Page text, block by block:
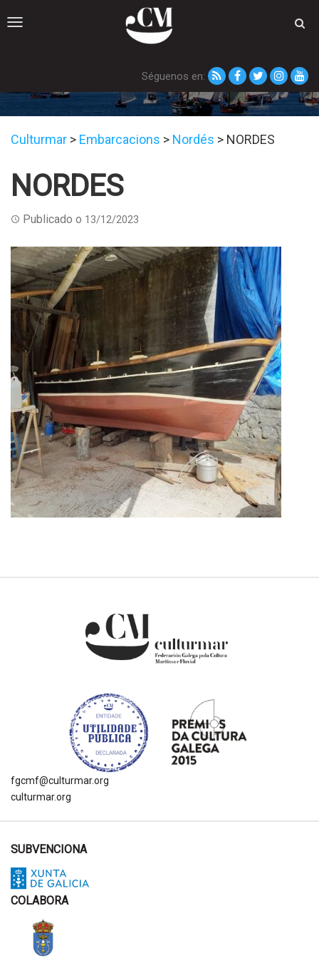
Toggle
Séguenos en:
NORDES
Culturmar > Embarcacions > Nordés > NORDES
NORDES
Publicado o 13/12/2023
fgcmf@culturmar.org
culturmar.org
SUBVENCIONA
COLABORA